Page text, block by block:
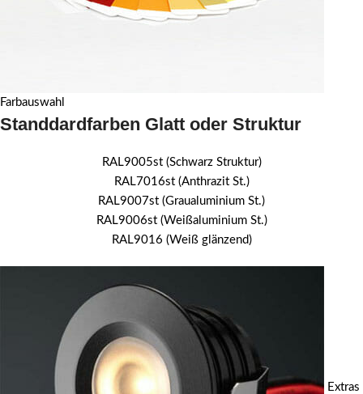
Farbauswahl
Standdardfarben Glatt oder Struktur
RAL9005st (Schwarz Struktur)
RAL7016st (Anthrazit St.)
RAL9007st (Graualuminium St.)
RAL9006st (Weißaluminium St.)
RAL9016 (Weiß glänzend)
Extras